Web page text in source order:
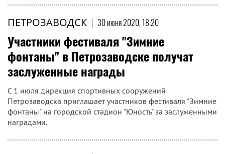
ПЕТРОЗАВОДСК | 30 июня 2020, 18:20
Участники фестиваля "Зимние
фонтаны" в Петрозаводске получат
заслуженные награды
С 1 июля дирекция спортивных сооружений
Петрозаводска приглашает участников фестиваля "Зимние
фонтаны" на городской стадион "Юность" за заслуженными
наградами.